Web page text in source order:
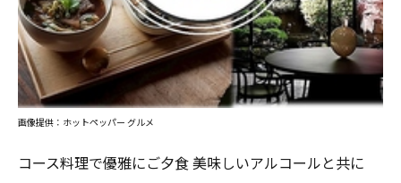
コース料理で優雅にご夕食 美味しいアルコールと共に
画像提供：ホットペッパー グルメ